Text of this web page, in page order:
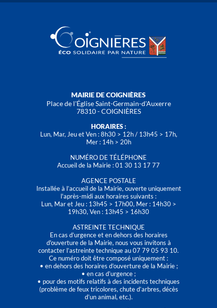
MAIRIE DE COIGNIÈRES
Place de l'Église Saint-Germain-d'Auxerre
78310 - COIGNIÈRES
HORAIRES :
Lun, Mar, Jeu et Ven : 8h30 > 12h / 13h45 > 17h,
Mer : 14h > 20h
NUMÉRO DE TÉLÉPHONE
Accueil de la Mairie : 01 30 13 17 77
AGENCE POSTALE
Installée à l’accueil de la Mairie, ouverte uniquement
l'après-midi aux horaires suivants :
Lun, Mar et Jeu : 13h45 > 17h00, Mer : 14h30 >
19h30, Ven : 13h45 > 16h30
ASTREINTE TECHNIQUE
En cas d’urgence et en dehors des horaires
d'ouverture de la Mairie, nous vous invitons à
contacter l’astreinte technique au 07 79 05 93 10.
Ce numéro doit être composé uniquement :
• en dehors des horaires d’ouverture de la Mairie ;
• en cas d’urgence ;
• pour des motifs relatifs à des incidents techniques
(problème de feux tricolores, chute d’arbres, décès
d’un animal, etc.).